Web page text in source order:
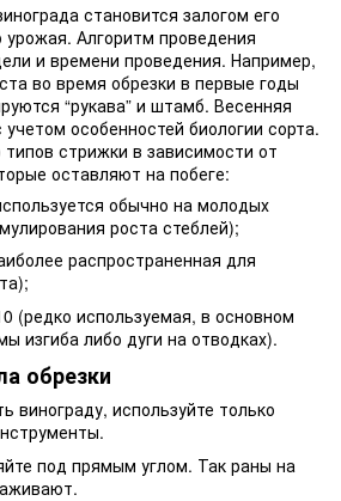
становится залогом его
урожая. Алгоритм проведения
и времени проведения. Например,
во время обрезки в первые годы
“рукава” и штамб. Весенняя
особенностей биологии сорта.
стрижки в зависимости от
оставляют на побеге:
обычно на молодых
роста стеблей);
распространенная для
(редко используемая, в основном
изгиба либо дуги на отводках).
обрезки
винограду, используйте только
под прямым углом. Так раны на